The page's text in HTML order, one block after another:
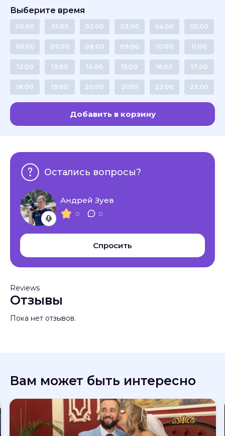
Выберите время
00:00 01:00 02:00 03:00 04:00 05:00
06:00 07:00 08:00 09:00 10:00 11:00
12:00 13:00 14:00 15:00 16:00 17:00
18:00 19:00 20:00 21:00 22:00 23:00
Добавить в корзину
Остались вопросы?
Андрей Зуев
0 0
Спросить
Reviews
Отзывы
Пока нет отзывов.
Вам может быть интересно